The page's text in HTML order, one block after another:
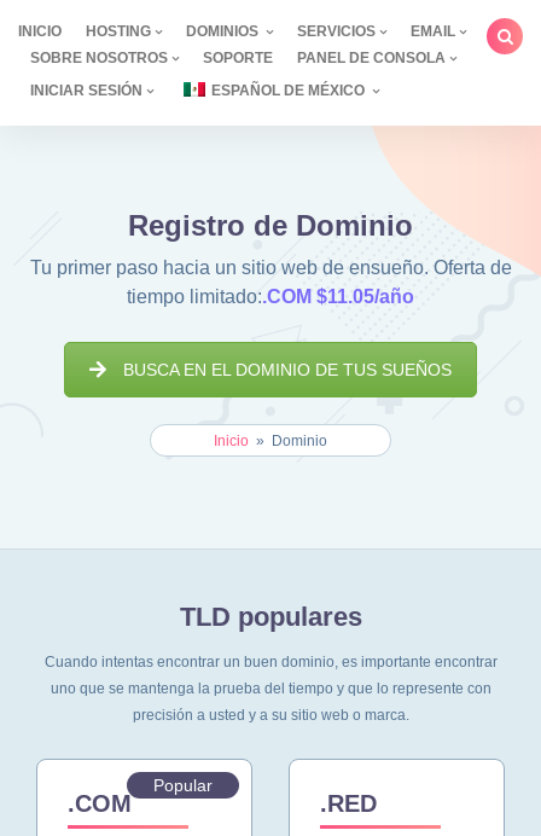
contenido
INICIO HOSTING DOMINIOS SERVICIOS
EMAIL
SOBRE NOSOTROS
SOPORTE
PANEL DE CONSOLA
INICIAR SESIÓN
ESPAÑOL DE MÉXICO
Registro de Dominio
Tu primer paso hacia un sitio web de ensueño. Oferta de
tiempo limitado:.COM $11.05/año
BUSCA EN EL DOMINIO DE TUS SUEÑOS
Inicio » Dominio
TLD populares
Cuando intentas encontrar un buen dominio, es importante encontrar
uno que se mantengala prueba del tiempo y que lo represente con
precisión a usted y a su sitio web o marca.
Popular
.COM .RED